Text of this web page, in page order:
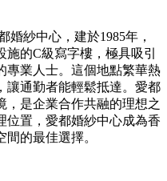
婚紗中心，建於1985年，
的C級寫字樓，極具吸引
專業人士。這個地點繁華熱
讓通勤者能輕鬆抵達。愛都
，是企業合作共融的理想之
位置，愛都婚紗中心成為香
的最佳選擇。